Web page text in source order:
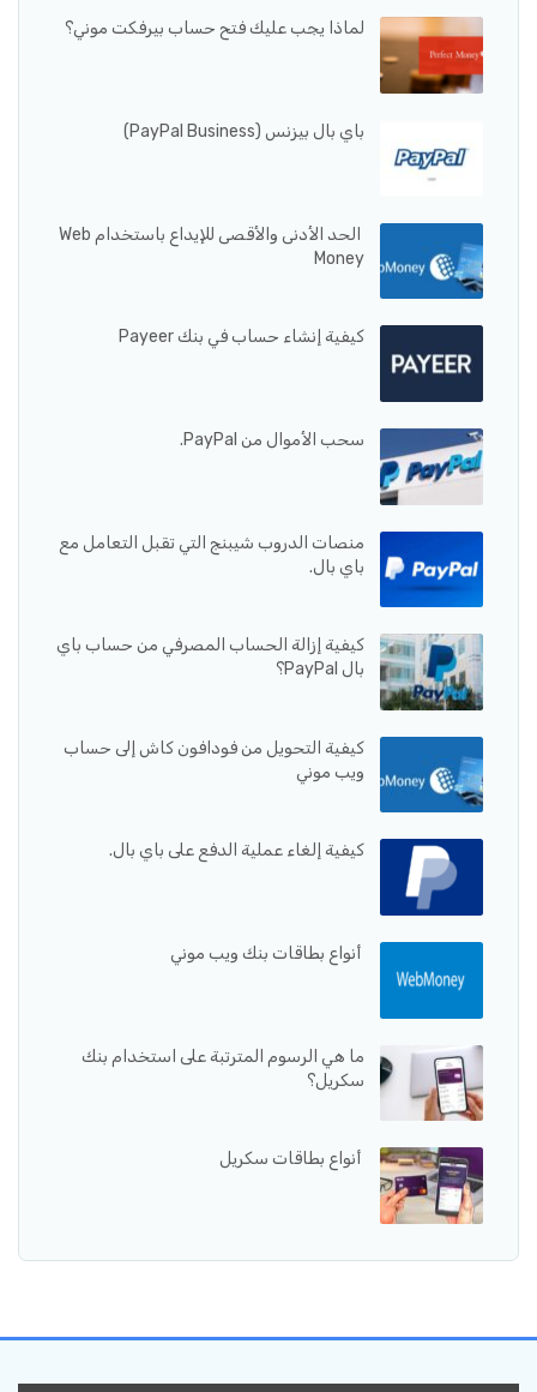
لماذا يجب عليك فتح حساب بيرفكت موني؟
باي بال بيزنس (PayPal Business)
الحد الأدنى والأقصى للإيداع باستخدام Web
Money
كيفية إنشاء حساب في بنك Payeer
سحب الأموال من PayPal.
منصات الدروب شيبنج التي تقبل التعامل مع
باي بال.
كيفية إزالة الحساب المصرفي من حساب باي
بال PayPal؟
كيفية التحويل من فودافون كاش إلى حساب
ويب موني
كيفية إلغاء عملية الدفع على باي بال.
أنواع بطاقات بنك ويب موني
ما هي الرسوم المترتبة على استخدام بنك
سكريل؟
أنواع بطاقات سكريل